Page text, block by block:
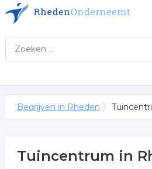
Bedrijven in Rheden
Tuincentrum in